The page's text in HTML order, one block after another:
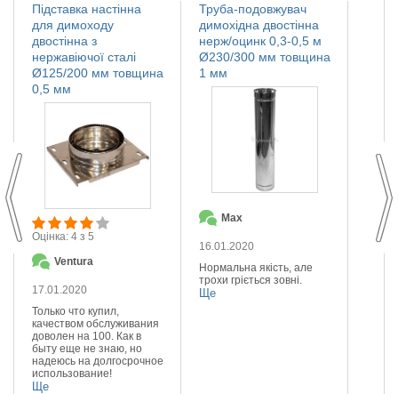
Труба-подовжувач
димохідна двостінна
нерж/оцинк 0,3-0,5 м
Ø230/300 мм товщина
1 мм
Max
16.01.2020
Нормальна якість, але
трохи гріється зовні.
Ще
Підставка настінна
для димоходу
двостінна з
нержавіючої сталі
Ø125/200 мм товщина
0,5 мм
Оцінка: 4 з 5
Ventura
17.01.2020
Только что купил,
качеством обслуживания
доволен на 100. Как в
быту еще не знаю, но
надеюсь на долгосрочное
использование!
Ще